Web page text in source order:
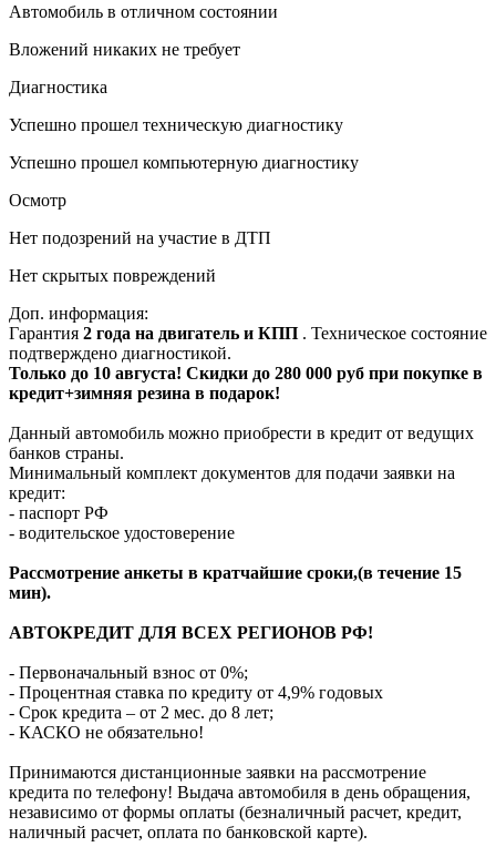
Автомобиль в отличном состоянии
Вложений никаких не требует
Диагностика
Успешно прошел техническую диагностику
Успешно прошел компьютерную диагностику
Осмотр
Нет подозрений на участие в ДТП
Нет скрытых повреждений
Доп. информация:
Гарантия 2 года на двигатель и КПП . Техническое состояние
подтверждено диагностикой.
Только до 10 августа! Скидки до 280 000 руб при покупке в
кредит+зимняя резина в подарок!
Данный автомобиль можно приобрести в кредит от ведущих
банков страны.
Минимальный комплект документов для подачи заявки на
кредит:
- паспорт РФ
- водительское удостоверение
Рассмотрение анкеты в кратчайшие сроки,(в течение 15
мин).
АВТОКРЕДИТ ДЛЯ ВСЕХ РЕГИОНОВ РФ!
- Первоначальный взнос от 0%;
- Процентная ставка по кредиту от 4,9% годовых
- Срок кредита – от 2 мес. до 8 лет;
- КАСКО не обязательно!
Принимаются дистанционные заявки на рассмотрение
кредита по телефону! Выдача автомобиля в день обращения,
независимо от формы оплаты (безналичный расчет, кредит,
наличный расчет, оплата по банковской карте).